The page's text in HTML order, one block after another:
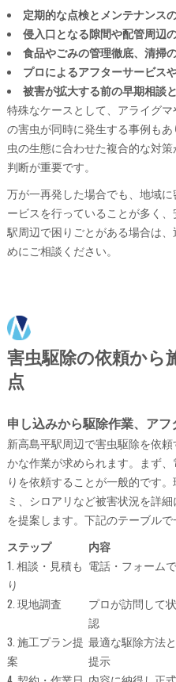
定期的な点検とメンテナンス
侵入口となる隙間や配管周辺
食品やごみの管理徹底、清掃
プロによるアフターサービス
被害が拡大する前の早期相談
特殊なケースとして、アライグ
の害虫が同時に発生する事例も
虫の生態に合わせた複合的な対
判断が重要です。
万が一再発した場合でも、地域
ービスを行っていることが多く
駅周辺で困りごとがある場合は
めにご相談ください。
害虫駆除の依頼から
点
申し込みから駆除作業、ア
新高島平駅周辺で害虫駆除を依
かな作業が求められます。まず
りを依頼することが一般的です
ミ、シロアリなど被害状況を詳
を提案します。下記のテーブルで
ステップ
内容
1. 相談・見積も
り
電話・フォーム
2. 現地調査
プロが訪問して
認
3. 施工プラン提
案
最適な駆除方法
提示